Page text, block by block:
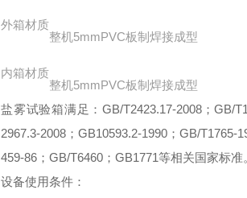
外箱材质
整机5mmPVC板制焊接成型
内箱材质
整机5mmPVC板制焊接成型
盐雾试验箱满足：GB/T2423.17-2008；GB/
2967.3-2008；GB10593.2-1990；GB/T1765-
459-86；GB/T6460；GB1771等相关国家标准
设备使用条件：